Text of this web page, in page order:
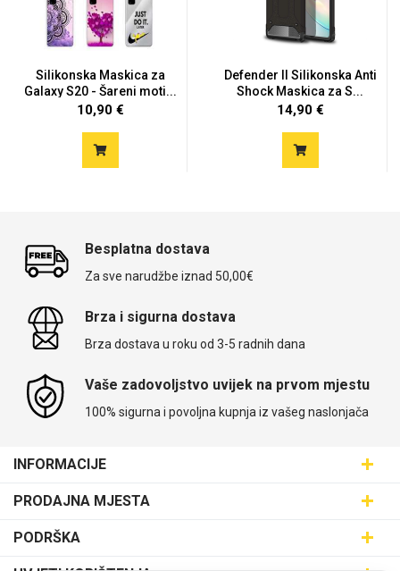
Silikonska Maskica za
Galaxy S20 - Šareni moti...
10,90 €
Defender II Silikonska Anti
Shock Maskica za S...
14,90 €
Besplatna dostava
Za sve narudžbe iznad 50,00€
Brza i sigurna dostava
Brza dostava u roku od 3-5 radnih dana
Vaše zadovoljstvo uvijek na prvom mjestu
100% sigurna i povoljna kupnja iz vašeg naslonjača
INFORMACIJE
SVIJET MASKICA d.o.o.
Aleja javora 13, 10000 Zagreb
PRODAJNA MJESTA
Poslovnica Trešnjevka
PODRŠKA
Dostava